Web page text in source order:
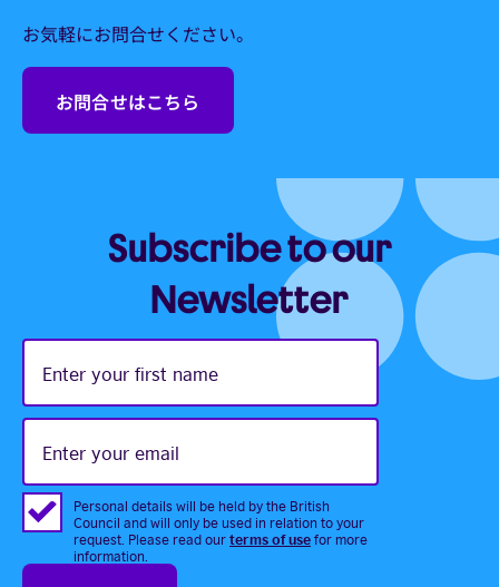
お気軽にお問合せください。
お問合せはこちら
Subscribe to our
Newsletter
Enter
your
name
Enter
your
Personal details will be held by the British
Council and will only be used in relation to your
request. Please read ourterms of usefor more
information.